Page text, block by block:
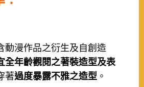
動漫作品之衍生及自創造
全年齡觀閱之著裝造型及表
著過度暴露不雅之造型 。